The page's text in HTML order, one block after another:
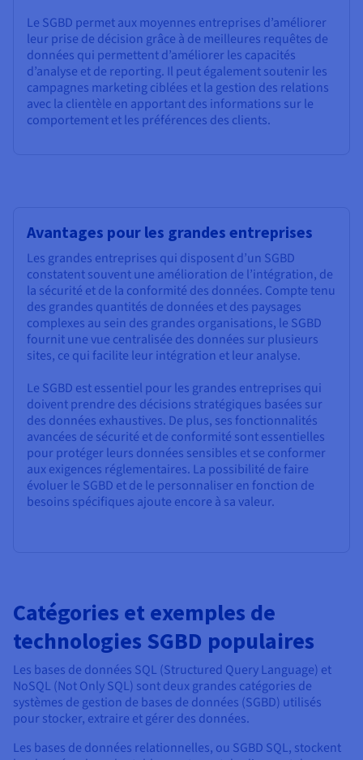
Le SGBD permet aux moyennes entreprises d’améliorer
leur prise de décision grâce à de meilleures requêtes de
données qui permettent d’améliorer les capacités
d’analyse et de reporting. Il peut également soutenir les
campagnes marketing ciblées et la gestion des relations
avec la clientèle en apportant des informations sur le
comportement et les préférences des clients.
Avantages pour les grandes entreprises
Les grandes entreprises qui disposent d’un SGBD
constatent souvent une amélioration de l’intégration, de
la sécurité et de la conformité des données. Compte tenu
des grandes quantités de données et des paysages
complexes au sein des grandes organisations, le SGBD
fournit une vue centralisée des données sur plusieurs
sites, ce qui facilite leur intégration et leur analyse.
Le SGBD est essentiel pour les grandes entreprises qui
doivent prendre des décisions stratégiques basées sur
des données exhaustives. De plus, ses fonctionnalités
avancées de sécurité et de conformité sont essentielles
pour protéger leurs données sensibles et se conformer
aux exigences réglementaires. La possibilité de faire
évoluer le SGBD et de le personnaliser en fonction de
besoins spécifiques ajoute encore à sa valeur.
Catégories et exemples de
technologies SGBD populaires
Les bases de données SQL (Structured Query Language) et
NoSQL (Not Only SQL) sont deux grandes catégories de
systèmes de gestion de bases de données (SGBD) utilisés
pour stocker, extraire et gérer des données.
Les bases de données relationnelles, ou SGBD SQL, stockent